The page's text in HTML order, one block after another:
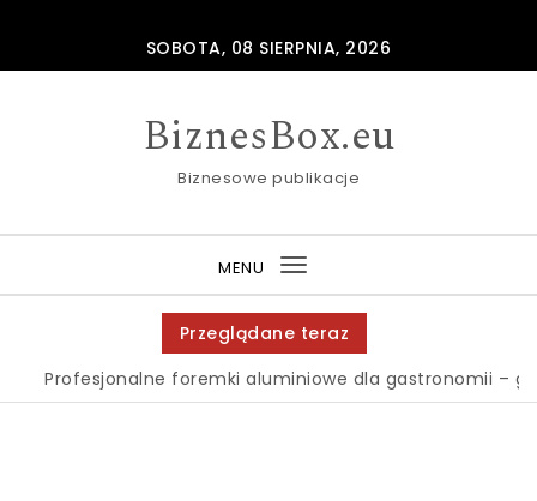
SOBOTA, 08 SIERPNIA, 2026
BiznesBox.eu
Biznesowe publikacje
MENU
Toggle
navigation
Przeglądane teraz
foremki aluminiowe dla gastronomii – gdzie